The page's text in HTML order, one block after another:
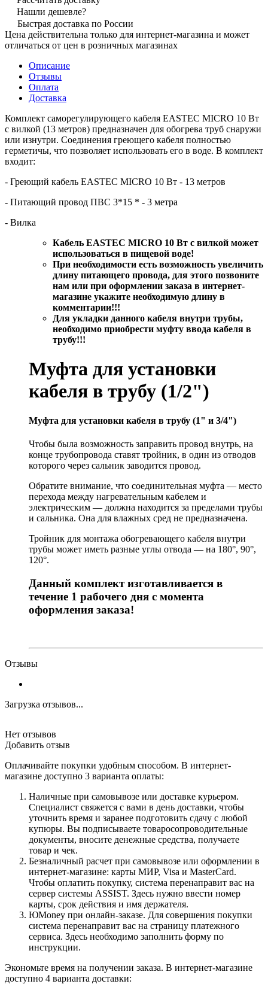
Нашли дешевле?
Быстрая доставка по России
Цена действительна только для интернет-магазина и может
отличаться от цен в розничных магазинах
Описание
Отзывы
Оплата
Доставка
Комплект саморегулирующего кабеля EASTEC MICRO 10 Вт
c вилкой (13 метров) предназначен для обогрева труб снаружи
или изнутри. Соединения греющего кабеля полностью
герметичы, что позволяет использовать его в воде. В комплект
входит:
- Греющий кабель EASTEC MICRO 10 Вт - 13 метров
- Питающий провод ПВС 3*15 * - 3 метра
- Вилка
Кабель EASTEC MICRO 10 Вт c вилкой может
использоваться в пищевой воде!
При необходимости есть возможность увеличить
длину питающего провода, для этого позвоните
нам или при оформлении заказа в интернет-
магазине укажите необходимую длину в
комментарии!!!
Для укладки данного кабеля внутри трубы,
необходимо приобрести муфту ввода кабеля в
трубу!!!
Муфта для установки
кабеля в трубу (1/2")
Муфта для установки кабеля в трубу (1" и 3/4")
Чтобы была возможность заправить провод внутрь, на
конце трубопровода ставят тройник, в один из отводов
которого через сальник заводится провод.
Обратите внимание, что соединительная муфта — место
перехода между нагревательным кабелем и
электрическим — должна находится за пределами трубы
и сальника. Она для влажных сред не предназначена.
Тройник для монтажа обогревающего кабеля внутри
трубы может иметь разные углы отвода — на 180°, 90°,
120°.
Данный комплект изготавливается в
течение 1 рабочего дня с момента
оформления заказа!
Отзывы
Загрузка отзывов...
Нет отзывов
Добавить отзыв
Оплачивайте покупки удобным способом. В интернет-
магазине доступно 3 варианта оплаты:
Наличные при самовывозе или доставке курьером.
Специалист свяжется с вами в день доставки, чтобы
уточнить время и заранее подготовить сдачу с любой
купюры. Вы подписываете товаросопроводительные
документы, вносите денежные средства, получаете
товар и чек.
Безналичный расчет при самовывозе или оформлении в
интернет-магазине: карты МИР, Visa и MasterCard.
Чтобы оплатить покупку, система перенаправит вас на
сервер системы ASSIST. Здесь нужно ввести номер
карты, срок действия и имя держателя.
ЮMoney при онлайн-заказе. Для совершения покупки
система перенаправит вас на страницу платежного
сервиса. Здесь необходимо заполнить форму по
инструкции.
Экономьте время на получении заказа. В интернет-магазине
доступно 4 варианта доставки: